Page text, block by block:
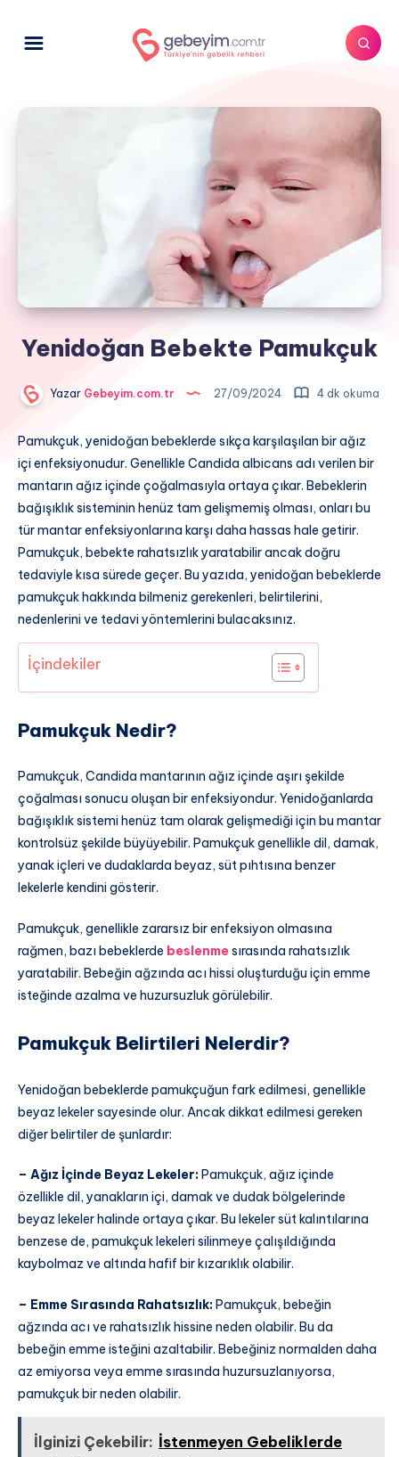
Yenidoğan Bebekte Pamukçuk
YazarGebeyim.com.tr 27/09/2024 4 dk okuma
Pamukçuk, yenidoğan bebeklerde sıkça karşılaşılan bir ağız
içi enfeksiyonudur. Genellikle Candida albicans adı verilen bir
mantarın ağız içinde çoğalmasıyla ortaya çıkar. Bebeklerin
bağışıklık sisteminin henüz tam gelişmemiş olması, onları bu
tür mantar enfeksiyonlarına karşı daha hassas hale getirir.
Pamukçuk, bebekte rahatsızlık yaratabilir ancak doğru
tedaviyle kısa sürede geçer. Bu yazıda, yenidoğan bebeklerde
pamukçuk hakkında bilmeniz gerekenleri, belirtilerini,
nedenlerini ve tedavi yöntemlerini bulacaksınız.
İçindekiler
Pamukçuk Nedir?
Pamukçuk, Candida mantarının ağız içinde aşırı şekilde
çoğalması sonucu oluşan bir enfeksiyondur. Yenidoğanlarda
bağışıklık sistemi henüz tam olarak gelişmediği için bu mantar
kontrolsüz şekilde büyüyebilir. Pamukçuk genellikle dil, damak,
yanak içleri ve dudaklarda beyaz, süt pıhtısına benzer
lekelerle kendini gösterir.
Pamukçuk, genellikle zararsız bir enfeksiyon olmasına
rağmen, bazı bebeklerde beslenme sırasında rahatsızlık
yaratabilir. Bebeğin ağzında acı hissi oluşturduğu için emme
isteğinde azalma ve huzursuzluk görülebilir.
Pamukçuk Belirtileri Nelerdir?
Yenidoğan bebeklerde pamukçuğun fark edilmesi, genellikle
beyaz lekeler sayesinde olur. Ancak dikkat edilmesi gereken
diğer belirtiler de şunlardır:
– Ağız İçinde Beyaz Lekeler: Pamukçuk, ağız içinde
özellikle dil, yanakların içi, damak ve dudak bölgelerinde
beyaz lekeler halinde ortaya çıkar. Bu lekeler süt kalıntılarına
benzese de, pamukçuk lekeleri silinmeye çalışıldığında
kaybolmaz ve altında hafif bir kızarıklık olabilir.
– Emme Sırasında Rahatsızlık:Pamukçuk, bebeğin
ağzında acı ve rahatsızlık hissine neden olabilir. Bu da
bebeğin emme isteğini azaltabilir. Bebeğiniz normalden daha
az emiyorsa veya emme sırasında huzursuzlanıyorsa,
pamukçuk bir neden olabilir.
İlginizi Çekebilir: İstenmeyen Gebeliklerde